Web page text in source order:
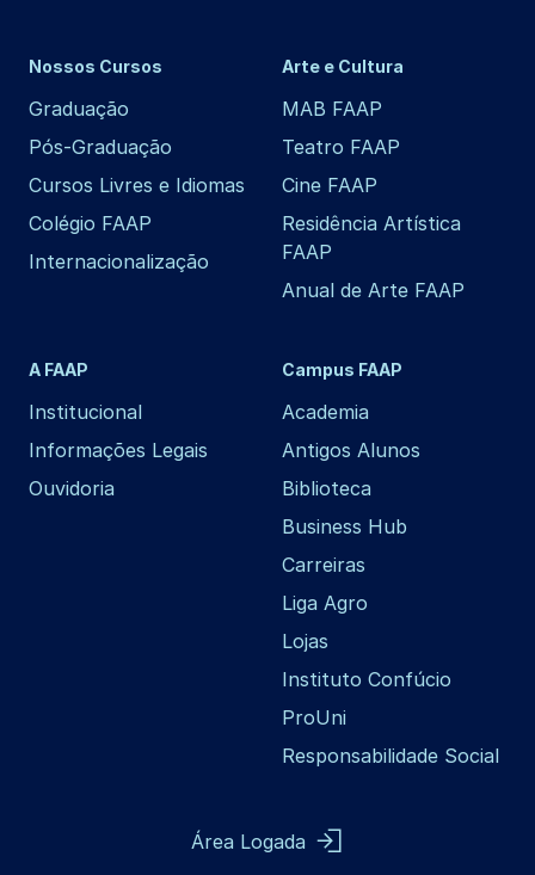
Nossos Cursos
Graduação
Pós-Graduação
Cursos Livres e Idiomas
Colégio FAAP
Internacionalização
Arte e Cultura
MAB FAAP
Teatro FAAP
Cine FAAP
Residência Artística
FAAP
Anual de Arte FAAP
A FAAP
Institucional
Informações Legais
Ouvidoria
Campus FAAP
Academia
Antigos Alunos
Biblioteca
Business Hub
Carreiras
Liga Agro
Lojas
Instituto Confúcio
ProUni
Responsabilidade Social
Área Logada